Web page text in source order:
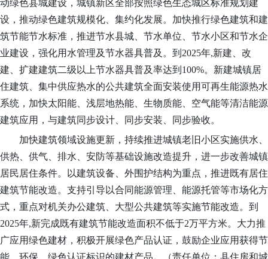
动绿色县城建设，城镇新区全部按照绿色生态城区标准规划建
设，推动绿色建筑规模化、集约化发展。加快推行绿色建筑和建
筑节能节水标准，推进节水县城、节水单位、节水小区和节水企
业建设，强化用水管理及节水器具普及。到 2025年,新建、改
建、扩建建筑二级以上节水器具普及率达到100%。新建城镇居
住建筑、集中供应热水的公共建筑全面安装使用可再生能源热水
系统，加快太阳能、浅层地热能、生物质能、空气能等清洁能源
建筑应用，与建筑同步设计、同步安装、同步验收。
加快建筑领域设施更新，持续推进城镇老旧小区实施供水、
供热、供气、排水、安防等基础设施改造提升，进一步改善城镇
居民居住条件。以建筑设备、外围护结构为重点， 推进既有居住
建筑节能改造。支持引导以合同能源管理、能源托管等市场化方
式，重点对机关办公建筑、大型公共建筑等实施节能改造。到
2025年,新完成既有建筑节能改造面积不低于2万平方米。 大力推
广应用绿色建材，积极开展绿色产品认证，鼓励企业应用获得节
能、环保、绿色认证标识的建材产品。
（责任单位：县住房和城